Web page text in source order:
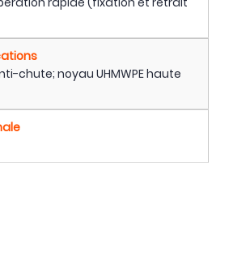
chute; noyau UHMWPE haute